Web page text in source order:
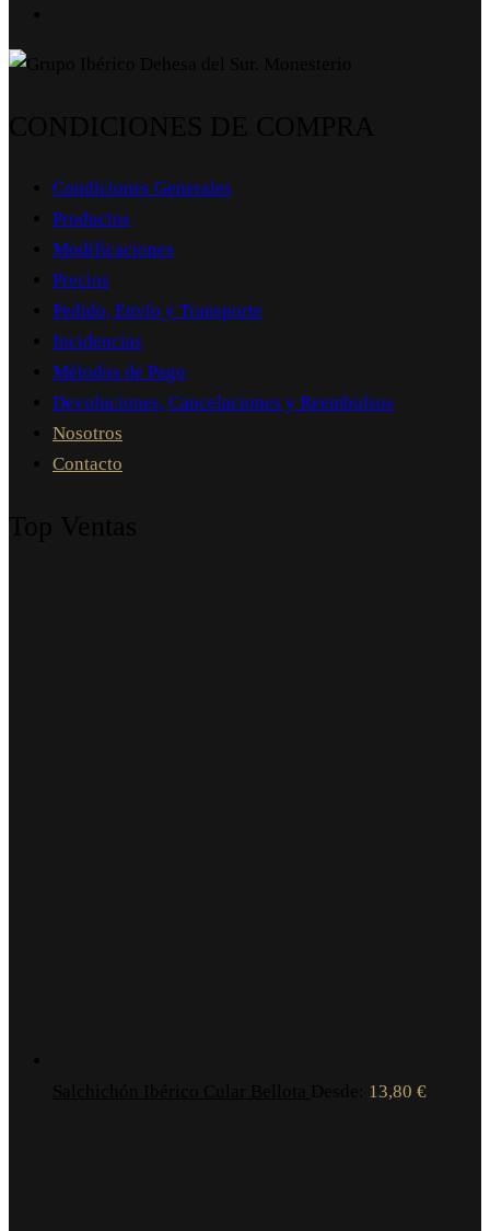
Condiciones Generales
Productos
Modificaciones
Precios
Pedido, Envío y Transporte
Incidencias
Métodos de Pago
Devoluciones, Cancelaciones y Reembolsos
Nosotros
Contacto
13,80 €